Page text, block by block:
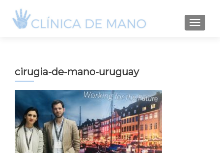
cirugia-de-mano-uruguay